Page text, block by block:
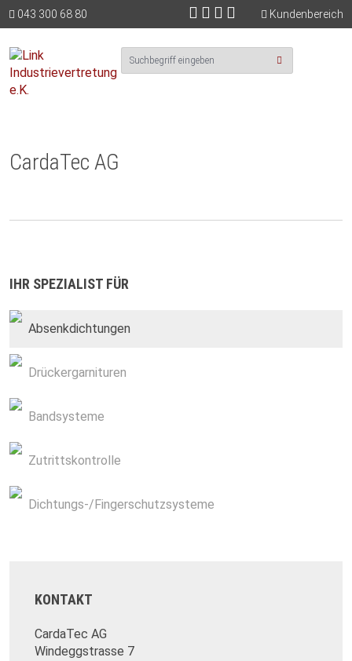
043 300 68 80 Kundenbereich
CardaTec AG
IHR SPEZIALIST FÜR
Absenkdichtungen
Drückergarnituren
Bandsysteme
Zutrittskontrolle
Dichtungs-/Fingerschutzsysteme
KONTAKT
CardaTec AG
Windeggstrasse 7
Cookie-Einstellungen